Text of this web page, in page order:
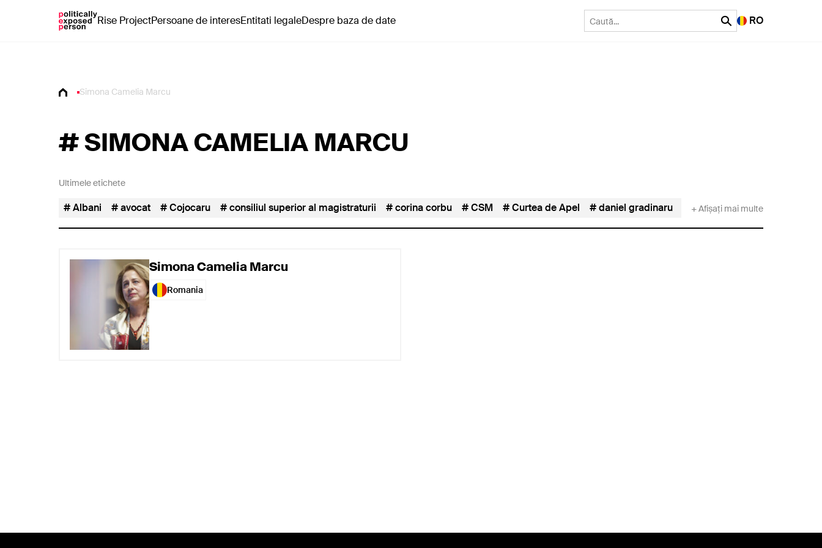
Rise ProjectPersoane de interesEntitati legaleDespre baza de date RO
Simona Camelia Marcu
#SIMONA CAMELIA MARCU
Ultimele etichete
Albani avocat Cojocaru consiliul superior al magistraturii corina corbu CSM Curtea de Apel daniel gradinaru Daniel Horodniceanu
+ Afișați mai multe
Simona Camelia Marcu
Romania